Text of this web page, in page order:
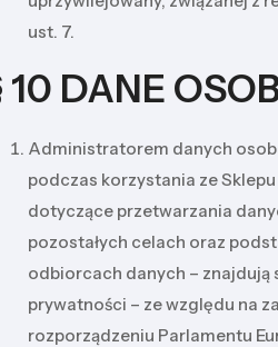
ust. 7.
10 DANE
Administratorem danych
podczas korzystania ze
dotyczące przetwarzania
pozostałych celach oraz
odbiorcach danych – znajdują
prywatności – ze względu na
rozporządzeniu Parlamentu